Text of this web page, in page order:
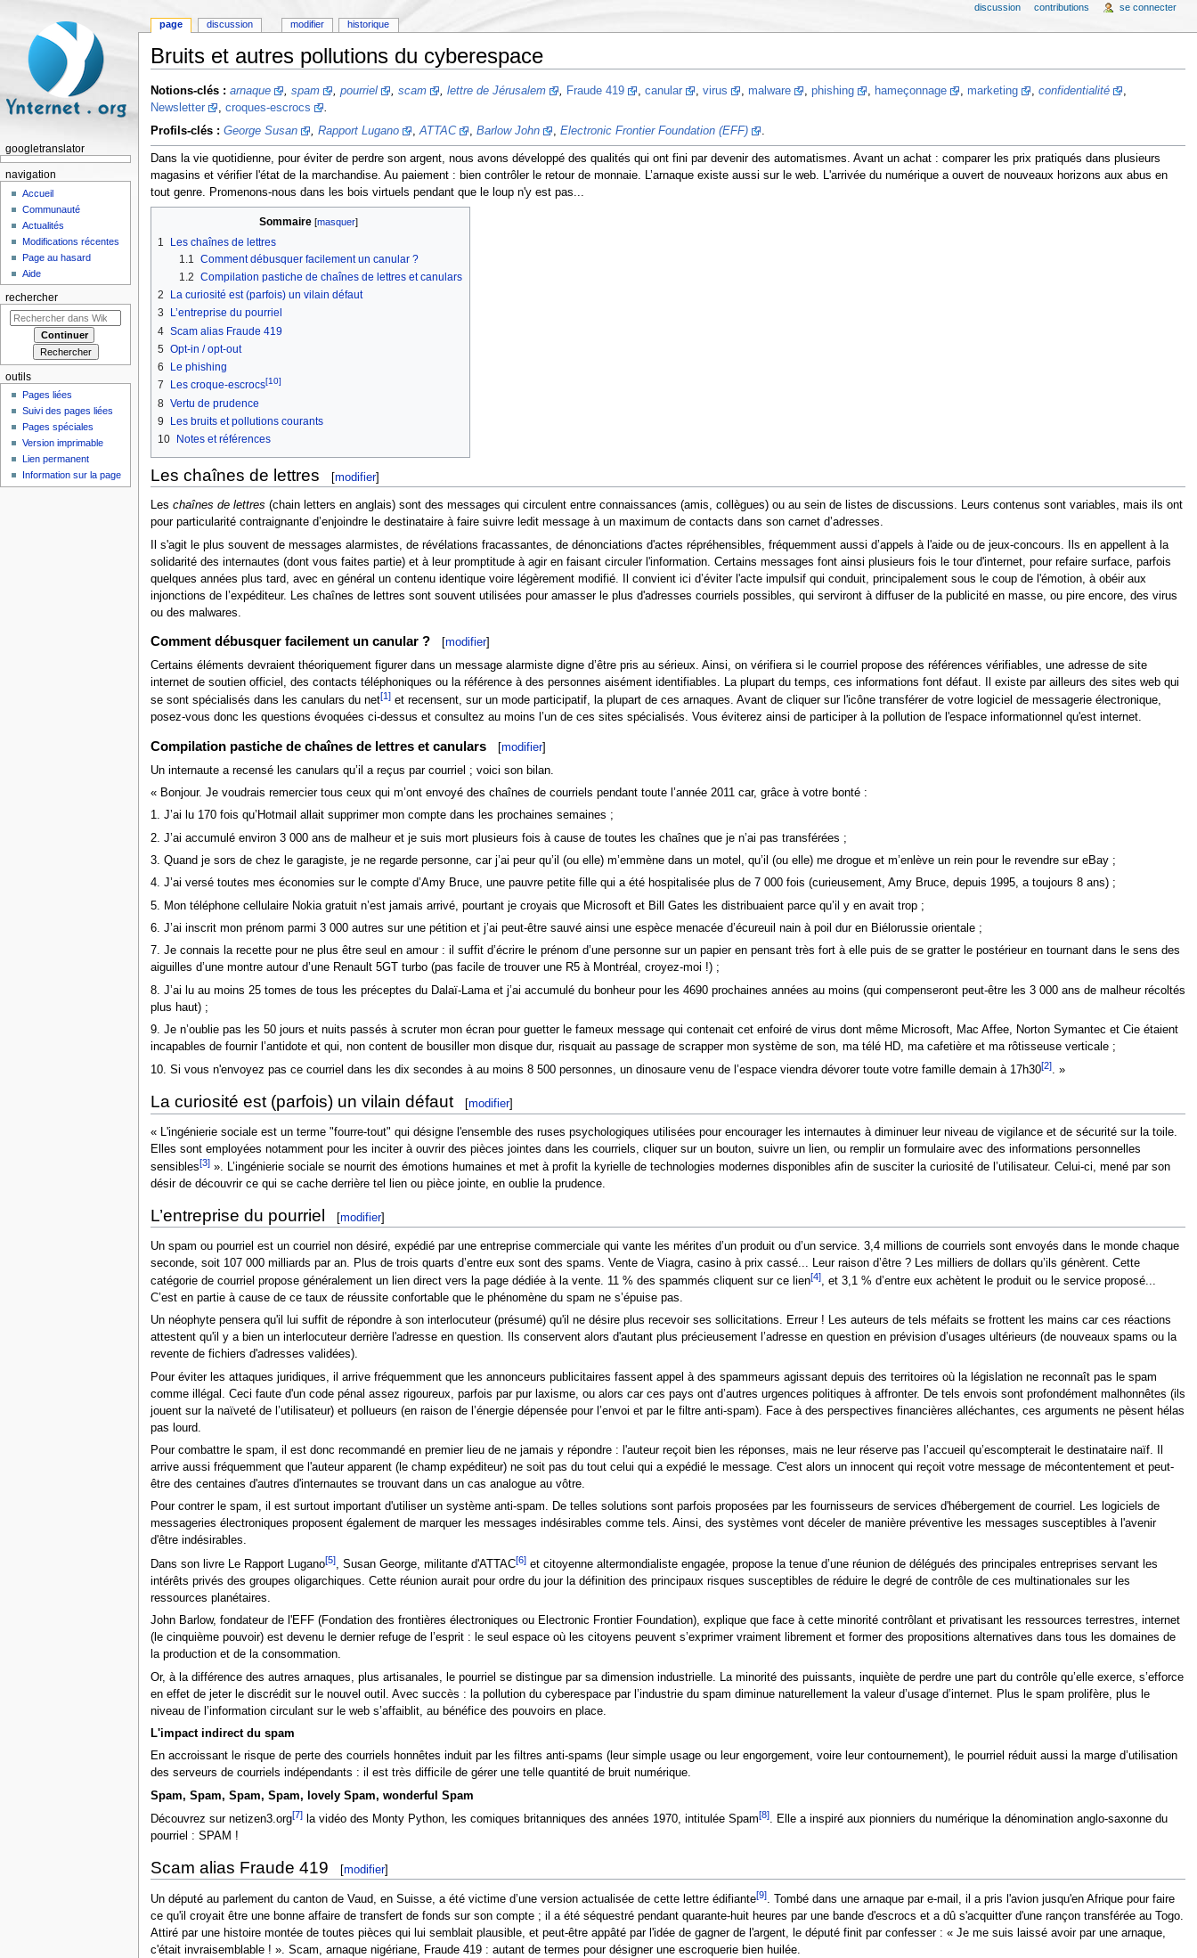
Bruits et autres pollutions du cyberespace
Notions-clés : arnaque , spam , pourriel , scam , lettre de Jérusalem , Fraude 419 , canular , virus , malware , phishing , hameçonnage , marketing , confidentialité
,
Newsletter
, croques-escrocs
.
Profils-clés : George Susan Rapport Lugano ATTAC Barlow John Electronic Frontier Foundation (EFF)
Dans la vie quotidienne, pour éviter de perdre son argent, nous avons développé des qualités qui ont fini par devenir des automatismes. Avant un achat : comparer les prix pratiqués dans plusieurs
magasins et vérifier l'état de la marchandise. Au paiement : bien contrôler le retour de monnaie. L’arnaque existe aussi sur le web. L'arrivée du numérique a ouvert de nouveaux horizons aux abus en
tout genre. Promenons-nous dans les bois virtuels pendant que le loup n'y est pas...
Sommaire [masquer]
1
Les chaînes de lettres
1.1 Comment débusquer facilement un canular ?
1.2 Compilation pastiche de chaînes de lettres et canulars
2
La curiosité est (parfois) un vilain défaut
3
L’entreprise du pourriel
4 Scam alias Fraude 419
5 Opt-in / opt-out
6
Le phishing
7
Les croque-escrocs[10]
8 Vertu de prudence
9
Les bruits et pollutions courants
10
Notes et références
Les chaînes de lettres [modifier]
Les chaînes de lettres (chain letters en anglais) sont des messages qui circulent entre connaissances (amis, collègues) ou au sein de listes de discussions. Leurs contenus sont variables, mais ils ont
pour particularité contraignante d’enjoindre le destinataire à faire suivre ledit message à un maximum de contacts dans son carnet d’adresses.
Il s'agit le plus souvent de messages alarmistes, de révélations fracassantes, de dénonciations d'actes répréhensibles, fréquemment aussi d’appels à l'aide ou de jeux-concours. Ils en appellent à la
solidarité des internautes (dont vous faites partie) et à leur promptitude à agir en faisant circuler l'information. Certains messages font ainsi plusieurs fois le tour d'internet, pour refaire surface, parfois
quelques années plus tard, avec en général un contenu identique voire légèrement modifié. Il convient ici d’éviter l'acte impulsif qui conduit, principalement sous le coup de l'émotion, à obéir aux
injonctions de l’expéditeur. Les chaînes de lettres sont souvent utilisées pour amasser le plus d'adresses courriels possibles, qui serviront à diffuser de la publicité en masse, ou pire encore, des virus
ou des malwares.
Comment débusquer facilement un canular ? [modifier]
Certains éléments devraient théoriquement figurer dans un message alarmiste digne d’être pris au sérieux. Ainsi, on vérifiera si le courriel propose des références vérifiables, une adresse de site
internet de soutien officiel, des contacts téléphoniques ou la référence à des personnes aisément identifiables. La plupart du temps, ces informations font défaut. Il existe par ailleurs des sites web qui
se sont spécialisés dans les canulars du net[1]et recensent, sur un mode participatif, la plupart de ces arnaques. Avant de cliquer sur l'icône transférer de votre logiciel de messagerie électronique,
posez-vous donc les questions évoquées ci-dessus et consultez au moins l’un de ces sites spécialisés. Vous éviterez ainsi de participer à la pollution de l'espace informationnel qu'est internet.
Compilation pastiche de chaînes de lettres et canulars [modifier]
Un internaute a recensé les canulars qu’il a reçus par courriel ; voici son bilan.
« Bonjour. Je voudrais remercier tous ceux qui m’ont envoyé des chaînes de courriels pendant toute l’année 2011 car, grâce à votre bonté :
1. J’ai lu 170 fois qu’Hotmail allait supprimer mon compte dans les prochaines semaines ;
2. J’ai accumulé environ 3 000 ans de malheur et je suis mort plusieurs fois à cause de toutes les chaînes que je n’ai pas transférées ;
3. Quand je sors de chez le garagiste, je ne regarde personne, car j’ai peur qu’il (ou elle) m’emmène dans un motel, qu’il (ou elle) me drogue et m’enlève un rein pour le revendre sur eBay ;
4. J’ai versé toutes mes économies sur le compte d’Amy Bruce, une pauvre petite fille qui a été hospitalisée plus de 7 000 fois (curieusement, Amy Bruce, depuis 1995, a toujours 8 ans) ;
5. Mon téléphone cellulaire Nokia gratuit n’est jamais arrivé, pourtant je croyais que Microsoft et Bill Gates les distribuaient parce qu’il y en avait trop ;
6. J’ai inscrit mon prénom parmi 3 000 autres sur une pétition et j’ai peut-être sauvé ainsi une espèce menacée d’écureuil nain à poil dur en Biélorussie orientale ;
7. Je connais la recette pour ne plus être seul en amour : il suffit d’écrire le prénom d’une personne sur un papier en pensant très fort à elle puis de se gratter le postérieur en tournant dans le sens des
aiguilles d’une montre autour d’une Renault 5GT turbo (pas facile de trouver une R5 à Montréal, croyez-moi !) ;
8. J’ai lu au moins 25 tomes de tous les préceptes du Dalaï-Lama et j’ai accumulé du bonheur pour les 4690 prochaines années au moins (qui compenseront peut-être les 3 000 ans de malheur récoltés
plus haut) ;
9. Je n’oublie pas les 50 jours et nuits passés à scruter mon écran pour guetter le fameux message qui contenait cet enfoiré de virus dont même Microsoft, Mac Affee, Norton Symantec et Cie étaient
incapables de fournir l’antidote et qui, non content de bousiller mon disque dur, risquait au passage de scrapper mon système de son, ma télé HD, ma cafetière et ma rôtisseuse verticale ;
10. Si vous n'envoyez pas ce courriel dans les dix secondes à au moins 8 500 personnes, un dinosaure venu de l’espace viendra dévorer toute votre famille demain à 17h30[2]. »
La curiosité est (parfois) un vilain défaut [modifier]
« L'ingénierie sociale est un terme "fourre-tout" qui désigne l'ensemble des ruses psychologiques utilisées pour encourager les internautes à diminuer leur niveau de vigilance et de sécurité sur la toile.
Elles sont employées notamment pour les inciter à ouvrir des pièces jointes dans les courriels, cliquer sur un bouton, suivre un lien, ou remplir un formulaire avec des informations personnelles
sensibles[3]». L’ingénierie sociale se nourrit des émotions humaines et met à profit la kyrielle de technologies modernes disponibles afin de susciter la curiosité de l’utilisateur. Celui-ci, mené par son
désir de découvrir ce qui se cache derrière tel lien ou pièce jointe, en oublie la prudence.
L’entreprise du pourriel [modifier]
Un spam ou pourriel est un courriel non désiré, expédié par une entreprise commerciale qui vante les mérites d’un produit ou d’un service. 3,4 millions de courriels sont envoyés dans le monde chaque
seconde, soit 107 000 milliards par an. Plus de trois quarts d’entre eux sont des spams. Vente de Viagra, casino à prix cassé... Leur raison d’être ? Les milliers de dollars qu’ils génèrent. Cette
catégorie de courriel propose généralement un lien direct vers la page dédiée à la vente. 11 % des spammés cliquent sur ce lien[4], et 3,1 % d’entre eux achètent le produit ou le service proposé...
C’est en partie à cause de ce taux de réussite confortable que le phénomène du spam ne s’épuise pas.
Un néophyte pensera qu'il lui suffit de répondre à son interlocuteur (présumé) qu'il ne désire plus recevoir ses sollicitations. Erreur ! Les auteurs de tels méfaits se frottent les mains car ces réactions
attestent qu'il y a bien un interlocuteur derrière l'adresse en question. Ils conservent alors d'autant plus précieusement l’adresse en question en prévision d’usages ultérieurs (de nouveaux spams ou la
revente de fichiers d'adresses validées).
Pour éviter les attaques juridiques, il arrive fréquemment que les annonceurs publicitaires fassent appel à des spammeurs agissant depuis des territoires où la législation ne reconnaît pas le spam
comme illégal. Ceci faute d'un code pénal assez rigoureux, parfois par pur laxisme, ou alors car ces pays ont d’autres urgences politiques à affronter. De tels envois sont profondément malhonnêtes (ils
jouent sur la naïveté de l’utilisateur) et pollueurs (en raison de l’énergie dépensée pour l’envoi et par le filtre anti-spam). Face à des perspectives financières alléchantes, ces arguments ne pèsent hélas
pas lourd.
Pour combattre le spam, il est donc recommandé en premier lieu de ne jamais y répondre : l'auteur reçoit bien les réponses, mais ne leur réserve pas l’accueil qu’escompterait le destinataire naïf. Il
arrive aussi fréquemment que l'auteur apparent (le champ expéditeur) ne soit pas du tout celui qui a expédié le message. C'est alors un innocent qui reçoit votre message de mécontentement et peut-
être des centaines d'autres d'internautes se trouvant dans un cas analogue au vôtre.
Pour contrer le spam, il est surtout important d'utiliser un système anti-spam. De telles solutions sont parfois proposées par les fournisseurs de services d'hébergement de courriel. Les logiciels de
messageries électroniques proposent également de marquer les messages indésirables comme tels. Ainsi, des systèmes vont déceler de manière préventive les messages susceptibles à l'avenir
d'être indésirables.
Dans son livre Le Rapport Lugano[5], Susan George, militante d'ATTAC[6]et citoyenne altermondialiste engagée, propose la tenue d’une réunion de délégués des principales entreprises servant les
intérêts privés des groupes oligarchiques. Cette réunion aurait pour ordre du jour la définition des principaux risques susceptibles de réduire le degré de contrôle de ces multinationales sur les
ressources planétaires.
John Barlow, fondateur de l'EFF (Fondation des frontières électroniques ou Electronic Frontier Foundation), explique que face à cette minorité contrôlant et privatisant les ressources terrestres, internet
(le cinquième pouvoir) est devenu le dernier refuge de l’esprit : le seul espace où les citoyens peuvent s’exprimer vraiment librement et former des propositions alternatives dans tous les domaines de
la production et de la consommation.
Or, à la différence des autres arnaques, plus artisanales, le pourriel se distingue par sa dimension industrielle. La minorité des puissants, inquiète de perdre une part du contrôle qu’elle exerce, s’efforce
en effet de jeter le discrédit sur le nouvel outil. Avec succès : la pollution du cyberespace par l’industrie du spam diminue naturellement la valeur d’usage d’internet. Plus le spam prolifère, plus le
niveau de l’information circulant sur le web s’affaiblit, au bénéfice des pouvoirs en place.
L'impact indirect du spam
En accroissant le risque de perte des courriels honnêtes induit par les filtres anti-spams (leur simple usage ou leur engorgement, voire leur contournement), le pourriel réduit aussi la marge d’utilisation
des serveurs de courriels indépendants : il est très difficile de gérer une telle quantité de bruit numérique.
Spam, Spam, Spam, Spam, lovely Spam, wonderful Spam
Découvrez sur netizen3.org[7]la vidéo des Monty Python, les comiques britanniques des années 1970, intitulée Spam[8]. Elle a inspiré aux pionniers du numérique la dénomination anglo-saxonne du
pourriel : SPAM !
Scam alias Fraude 419 [modifier]
Un député au parlement du canton de Vaud, en Suisse, a été victime d’une version actualisée de cette lettre édifiante[9]. Tombé dans une arnaque par e-mail, il a pris l'avion jusqu'en Afrique pour faire
ce qu'il croyait être une bonne affaire de transfert de fonds sur son compte ; il a été séquestré pendant quarante-huit heures par une bande d'escrocs et a dû s'acquitter d'une rançon transférée au Togo.
Attiré par une histoire montée de toutes pièces qui lui semblait plausible, et peut-être appâté par l'idée de gagner de l'argent, le député finit par confesser : « Je me suis laissé avoir par une arnaque,
c'était invraisemblable ! ». Scam, arnaque nigériane, Fraude 419 : autant de termes pour désigner une escroquerie bien huilée.
page discussion modifier historique
discussion contributions se connecter
googletranslator
navigation
Accueil
Communauté
Actualités
Modifications récentes
Page au hasard
Aide
rechercher
outils
Pages liées
Suivi des pages liées
Pages spéciales
Version imprimable
Lien permanent
Information sur la page